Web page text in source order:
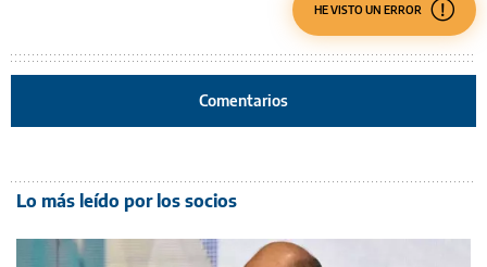
HE VISTO UN ERROR
Comentarios
Lo más leído por los socios